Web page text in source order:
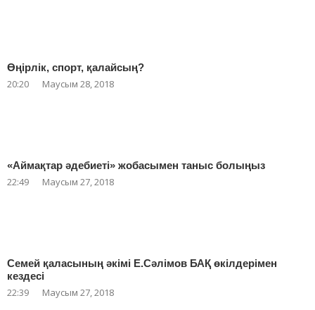
Өңірлік, спорт, қалайсың?
20:20 Маусым 28, 2018
«Аймақтар әдебиеті» жобасымен таныс болыңыз
22:49 Маусым 27, 2018
Семей қаласының әкімі Е.Сәлімов БАҚ өкілдерімен
кездесі
22:39 Маусым 27, 2018